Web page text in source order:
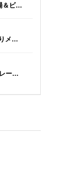
＆ビー
メニ
ー豊